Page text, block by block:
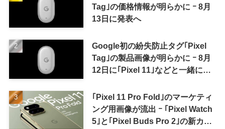
Tag｣の価格情報が明らかに ｰ 8月
13日に発表へ
Google初の紛失防止タグ｢Pixel
Tag｣の製品画像が明らかに ｰ 8月
12日に｢Pixel 11｣などと一緒に発
｢Pixel 11 Pro Fold｣のマーケティ
ング用画像が流出 ｰ ｢Pixel Watch
5｣と｢Pixel Buds Pro 2｣の新カラ